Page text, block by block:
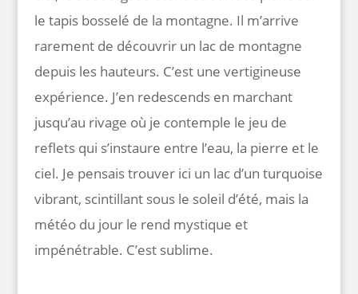
le tapis bosselé de la montagne. Il m’arrive
rarement de découvrir un lac de montagne
depuis les hauteurs. C’est une vertigineuse
expérience. J’en redescends en marchant
jusqu’au rivage où je contemple le jeu de
reflets qui s’instaure entre l’eau, la pierre et le
ciel. Je pensais trouver ici un lac d’un turquoise
vibrant, scintillant sous le soleil d’été, mais la
météo du jour le rend mystique et
impénétrable. C’est sublime.